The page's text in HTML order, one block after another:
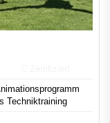
Techniktraining